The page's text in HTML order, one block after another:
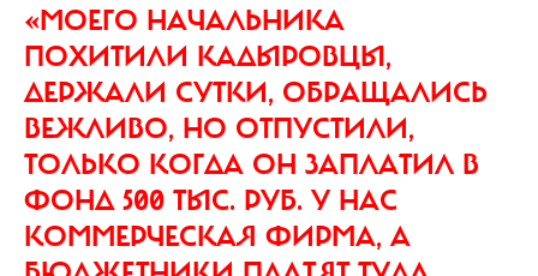
«МОЕГО НАЧАЛЬНИКА
ПОХИТИЛИ КАДЫРОВЦЫ,
ДЕРЖАЛИ СУТКИ, ОБРАЩАЛИСЬ
ВЕЖЛИВО, НО ОТПУСТИЛИ,
ТОЛЬКО КОГДА ОН ЗАПЛАТИЛ В
ФОНД 500 ТЫС. РУБ. У НАС
КОММЕРЧЕСКАЯ ФИРМА, А